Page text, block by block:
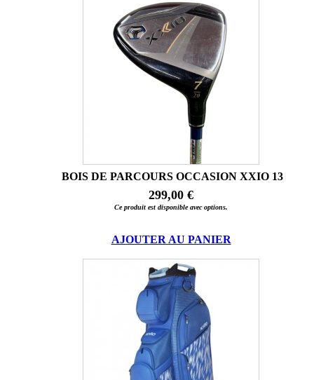
BOIS DE PARCOURS OCCASION XXIO 13
299,00 €
Ce produit est disponible avec options.
AJOUTER AU PANIER